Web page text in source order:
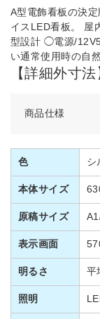
A型電飾看板の決
イスLED看板。 屋
型設計 ◯電源/
い通常使用時の自
【詳細外寸法
商品仕様
色 シ
本体サイズ
原稿サイズ
表示画面
明るさ 平
照明